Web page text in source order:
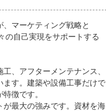
マーケティング戦略と
の自己実現をサポートする
、アフターメンテナンス、
ます。建築や設備工事だけで
徴です。
最大の強みです。資材を海